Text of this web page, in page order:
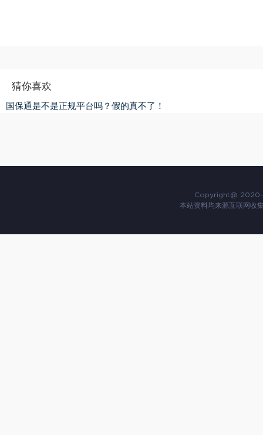
猜你喜欢
国保通是不是正规平台吗？假的真不了！
Copyright@ 2020-
本站资料均来源互联网收